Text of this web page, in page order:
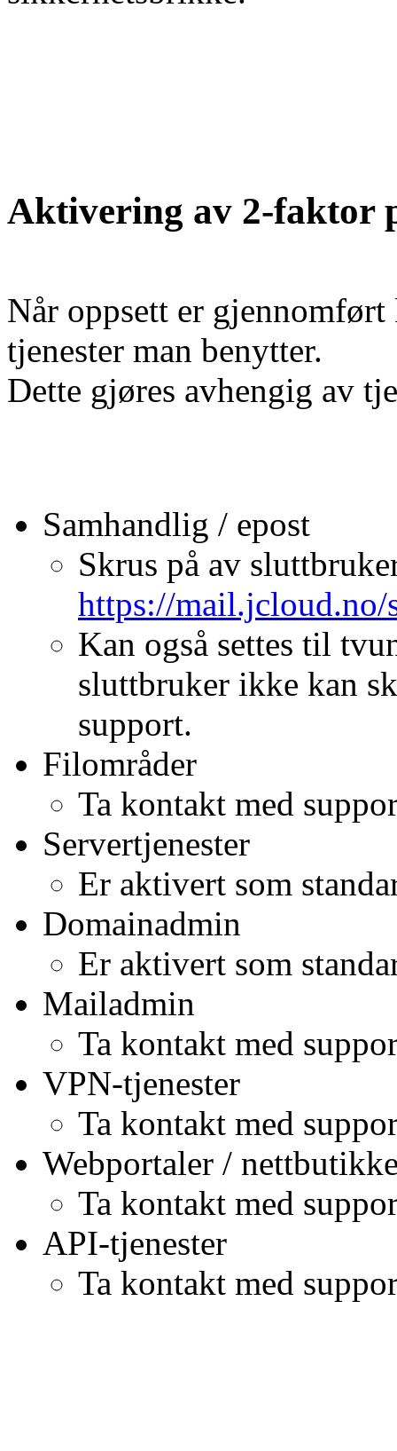
Aktivering av 2-faktor
Når oppsett er
tjenester man benytter.
Dette gjøres avhengig av
Samhandlig / epost
Skrus på av
https://mail.jcloud.no/
Kan også settes til
sluttbruker ikke kan
support.
Filområder
Ta kontakt med
Servertjenester
Er aktivert som
Domainadmin
Er aktivert som
Mailadmin
Ta kontakt med
VPN-tjenester
Ta kontakt med
Webportaler /
Ta kontakt med
API-tjenester
Ta kontakt med